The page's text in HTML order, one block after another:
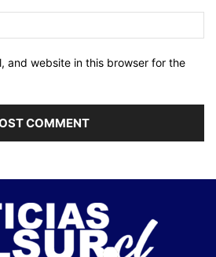
and website in this browser for the